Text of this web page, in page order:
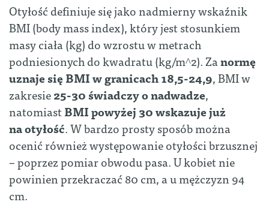
Otyłość definiuje się jako nadmierny wskaźnik
BMI (body mass index), który jest stosunkiem
masy ciała (kg) do wzrostu w metrach
podniesionych do kwadratu (kg/m^2). Zanormę
uznaje się BMI w granicach 18,5-24,9, BMI w
zakresie25-30 świadczy o nadwadze,
natomiastBMI powyżej 30 wskazuje już
na otyłość. W bardzo prosty sposób można
ocenić również występowanie otyłości brzusznej
– poprzez pomiar obwodu pasa. U kobiet nie
powinien przekraczać 80 cm, a u mężczyzn 94
cm.